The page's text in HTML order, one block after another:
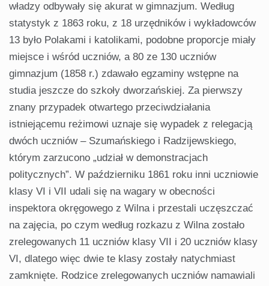
władzy odbywały się akurat w gimnazjum. Według
statystyk z 1863 roku, z 18 urzędników i wykładowców
13 było Polakami i katolikami, podobne proporcje miały
miejsce i wśród uczniów, a 80 ze 130 uczniów
gimnazjum (1858 r.) zdawało egzaminy wstępne na
studia jeszcze do szkoły dworzańskiej. Za pierwszy
znany przypadek otwartego przeciwdziałania
istniejącemu reżimowi uznaje się wypadek z relegacją
dwóch uczniów – Szumańskiego i Radzijewskiego,
którym zarzucono „udział w demonstracjach
politycznych”. W październiku 1861 roku inni uczniowie
klasy VI i VII udali się na wagary w obecności
inspektora okręgowego z Wilna i przestali uczęszczać
na zajęcia, po czym według rozkazu z Wilna zostało
zrelegowanych 11 uczniów klasy VII i 20 uczniów klasy
VI, dlatego więc dwie te klasy zostały natychmiast
zamknięte. Rodzice zrelegowanych uczniów namawiali